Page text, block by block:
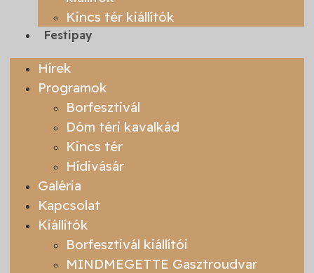
Kincs tér kiállítók
Festipay
Hírek
Programok
Borfesztivál
Dóm téri kavalkád
Kincs tér
Hídivásár
Galéria
Kapcsolat
Kiállítók
Borfesztivál kiállítói
MINDMEGETTE Gasztroudvar